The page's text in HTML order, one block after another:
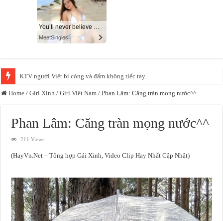
Xác minh video bảo mẫu đánh, bắn dây thun vào chân trẻ tại một cơ sở
Home / Girl Xinh / Girl Việt Nam / Phan Lâm: Căng tràn mọng nước^^
Phan Lâm: Căng tràn mọng nước^^
211 Views
(HayVn.Net – Tổng hợp Gái Xinh, Video Clip Hay Nhất Cập Nhật)